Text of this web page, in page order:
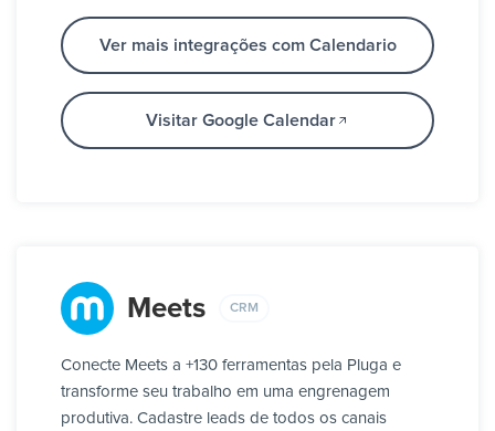
Ver mais integrações com Calendario
Visitar Google Calendar
Meets CRM
Conecte Meets a +130 ferramentas pela Pluga e
transforme seu trabalho em uma engrenagem
produtiva. Cadastre leads de todos os canais